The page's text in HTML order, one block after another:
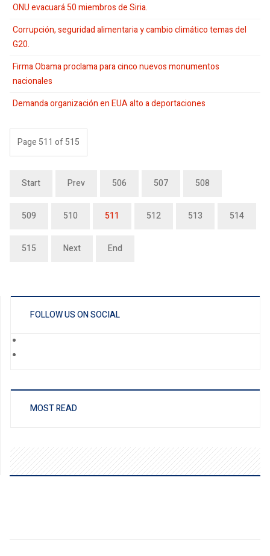
ONU evacuará 50 miembros de Siria.
Corrupción, seguridad alimentaria y cambio climático temas del
G20.
Firma Obama proclama para cinco nuevos monumentos
nacionales
Demanda organización en EUA alto a deportaciones
Page 511 of 515
Start Prev 506 507 508
509 510 511 512 513 514
515 Next End
FOLLOW US ON SOCIAL
MOST READ